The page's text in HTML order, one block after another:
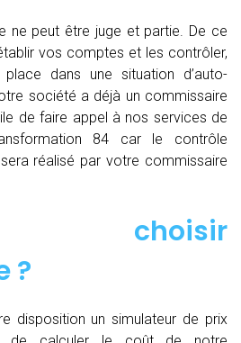
ne peut être juge et partie. De ce
vos comptes et les contrôler,
dans une situation d’auto-
société a déjà un commissaire
de faire appel à nos services de
84 car le contrôle
réalisé par votre commissaire
choisir
?
disposition un simulateur de prix